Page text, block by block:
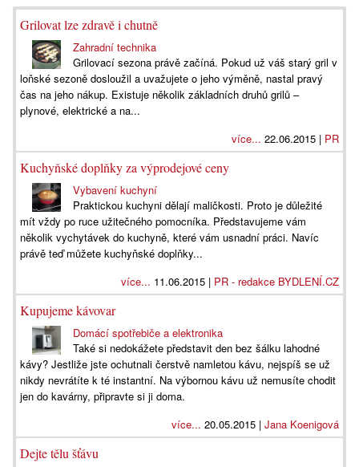
Grilovat lze zdravě i chutně
Zahradní technika
Grilovací sezona právě začíná. Pokud už váš starý gril v
loňské sezoně dosloužil a uvažujete o jeho výměně, nastal pravý
čas na jeho nákup. Existuje několik základních druhů grilů –
plynové, elektrické a na...
více... 22.06.2015 | PR
Kuchyňské doplňky za výprodejové ceny
Vybavení kuchyní
Praktickou kuchyni dělají maličkosti. Proto je důležité
mít vždy po ruce užitečného pomocníka. Představujeme vám
několik vychytávek do kuchyně, které vám usnadní práci. Navíc
právě teď můžete kuchyňské doplňky...
více... 11.06.2015 | PR - redakce BYDLENÍ.CZ
Kupujeme kávovar
Domácí spotřebiče a elektronika
Také si nedokážete představit den bez šálku lahodné
kávy? Jestliže jste ochutnali čerstvě namletou kávu, nejspíš se už
nikdy nevrátíte k té instantní. Na výbornou kávu už nemusíte chodit
jen do kavárny, připravte si ji doma.
více... 20.05.2015 | Jana Koenigová
Dejte tělu šťávu